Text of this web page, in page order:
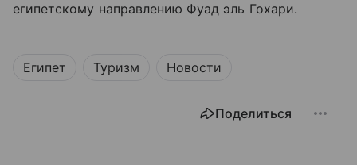
египетскому направлению Фуад эль Гохари.
Египет Туризм Новости
Поделиться